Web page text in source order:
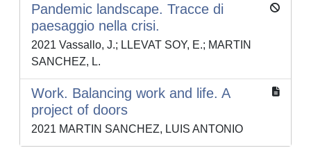
Pandemic landscape. Tracce di
paesaggio nella crisi.
2021 Vassallo, J.; LLEVAT SOY, E.; MARTIN
SANCHEZ, L.
Work. Balancing work and life. A
project of doors
2021 MARTIN SANCHEZ, LUIS ANTONIO